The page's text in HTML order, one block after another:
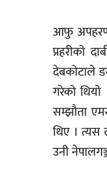
आफु
प्रहरीको
देबकोटाले
गरेको
सम्झौता
थिए । त्यस
उनी